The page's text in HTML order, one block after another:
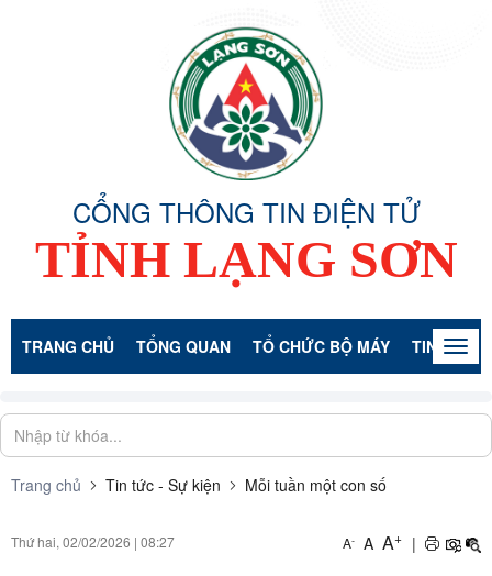
CỔNG THÔNG TIN ĐIỆN TỬ
TỈNH LẠNG SƠN
TRANG CHỦ TỔNG QUAN TỔ CHỨC BỘ MÁY TIN TỨC -
Trang chủ Tin tức - Sự kiện Mỗi tuần một con số
Thứ hai, 02/02/2026 | 08:27 A- A A+ |